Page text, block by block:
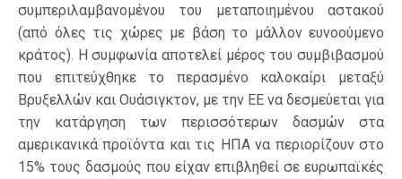
συμπεριλαμβανομένου του μεταποιημένου αστακού
(από όλες τις χώρες με βάση το μάλλον ευνοούμενο
κράτος). Η συμφωνία αποτελεί μέρος του συμβιβασμού
που επιτεύχθηκε το περασμένο καλοκαίρι μεταξύ
Βρυξελλών και Ουάσιγκτον, με την ΕΕ να δεσμεύεται για
την κατάργηση των περισσότερων δασμών στα
αμερικανικά προϊόντα και τις ΗΠΑ να περιορίζουν στο
15% τους δασμούς που είχαν επιβληθεί σε ευρωπαϊκές